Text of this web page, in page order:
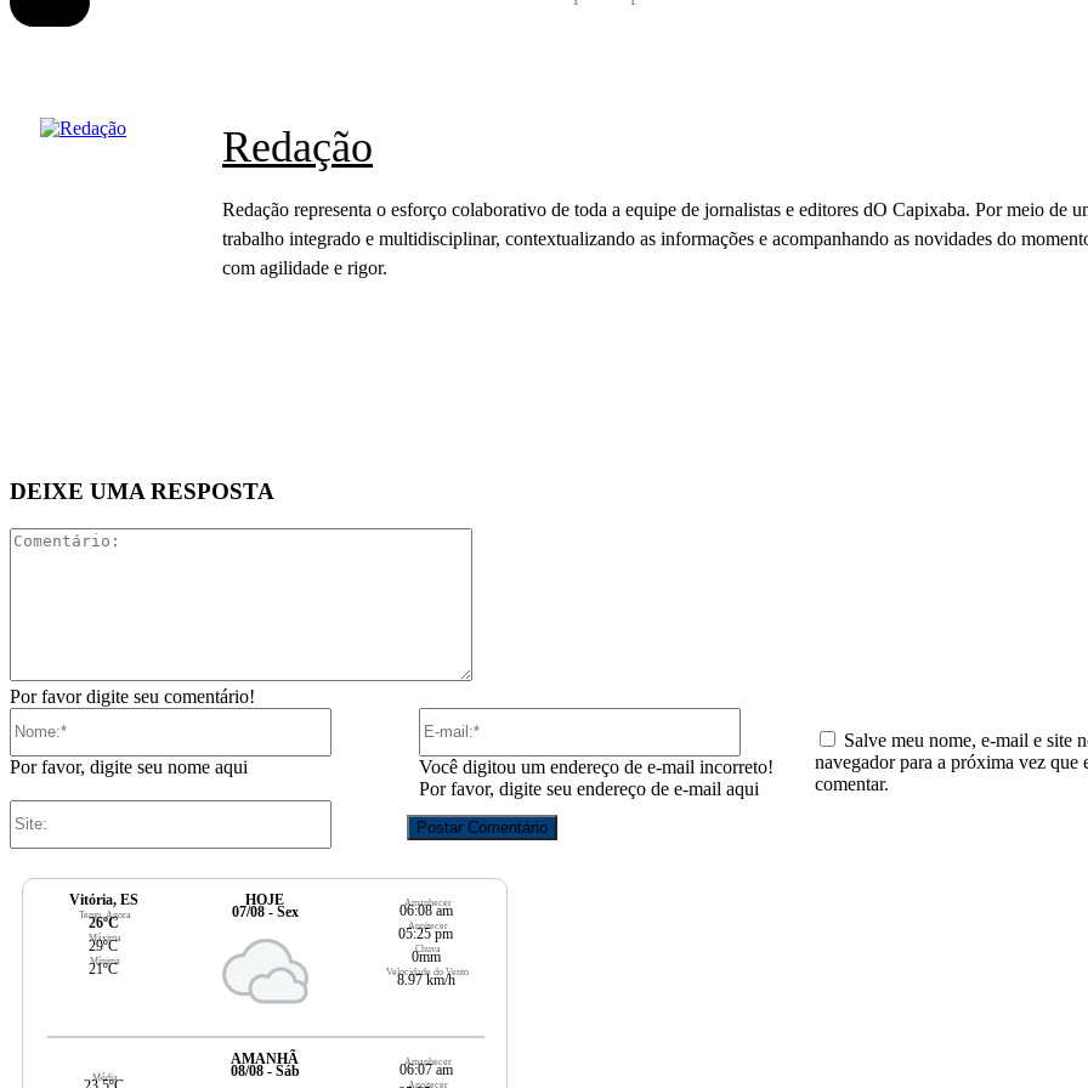
Redação
Redação representa o esforço colaborativo de toda a equipe de jornalistas e editores dO Capixaba. Por meio de
trabalho integrado e multidisciplinar, contextualizando as informações e acompanhando as novidades do
com agilidade e rigor.
DEIXE UMA RESPOSTA
Por favor digite seu comentário!
Por favor, digite seu nome aqui
Você digitou um endereço de e-mail incorreto!
Por favor, digite seu endereço de e-mail aqui
Salve meu nome, e-mail e site
navegador para a próxima vez que
comentar.
Vitória, ES
Temp. Agora
26ºC
Máxima
29ºC
Mínima
21ºC
HOJE
07/08 - Sex
Amanhecer
06:08 am
Anoitecer
05:25 pm
Chuva
0mm
Velocidade do Vento
8.97 km/h
Média
AMANHÃ
08/08 - Sáb
Amanhecer
06:07 am
Anoitecer